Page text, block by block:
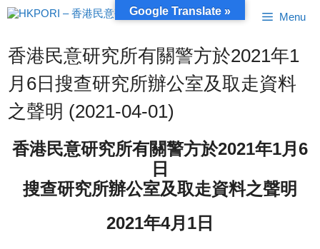
跳
至
容
Menu
香港民意研究所有關警方於2021年1
月6日搜查研究所辦公室及取走資料
之聲明 (2021-04-01)
香港民意研究所有關警方於2021年1月6
日
搜查研究所辦公室及取走資料之聲明
2021年4月 1 日
Google Translate »